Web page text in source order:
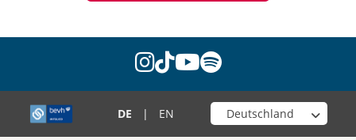
instagram
tiktok
youtube
spotify
DE | EN Wähle deinen Shop